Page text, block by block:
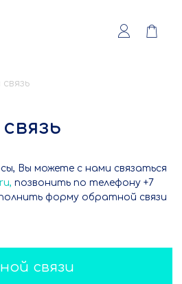
Вы можете с нами связаться
позвонить по телефону +7
форму обратной связи
связи